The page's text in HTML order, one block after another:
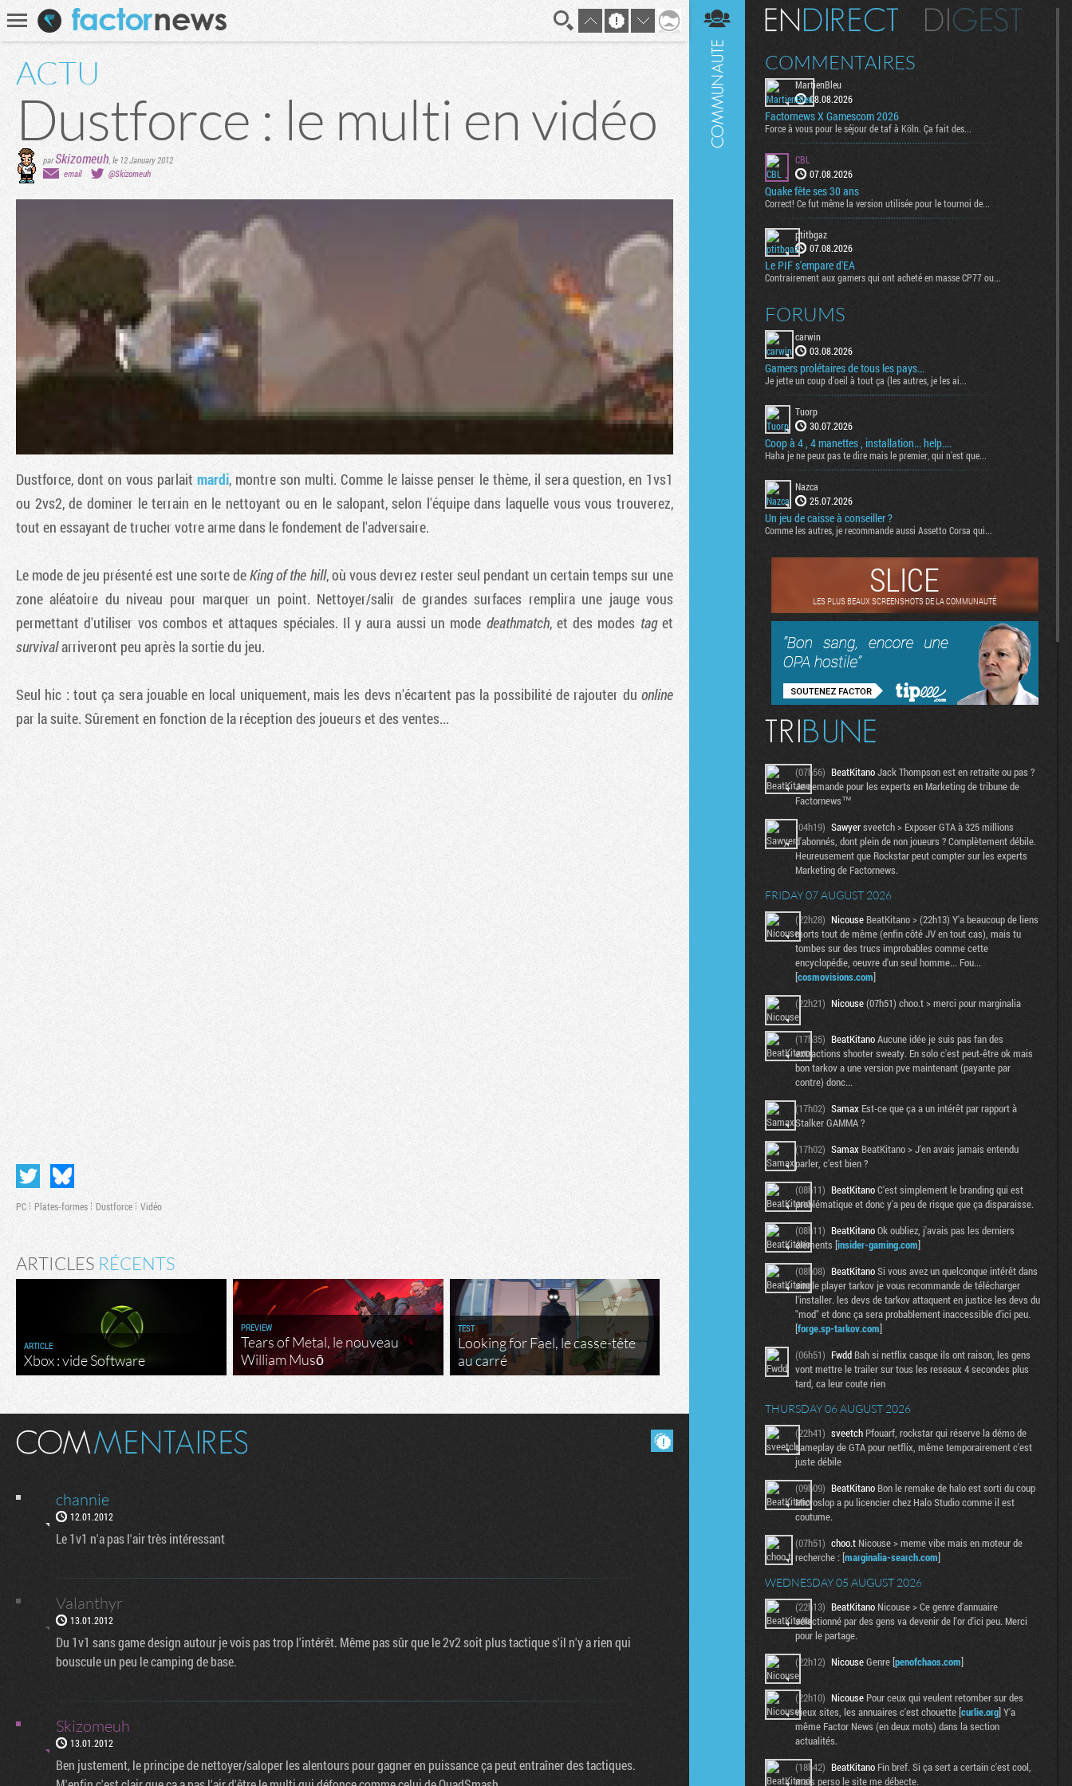
Recherche
ACTU
Dustforce : le multi en vidéo
parSkizomeuh le 12 January 2012
email
@Skizomeuh
Dustforce, dont on vous parlaitmardi, montre son multi. Comme le laisse penser le thème, il sera question, en 1vs1
ou 2vs2, de dominer le terrain en le nettoyant ou en le salopant, selon l'équipe dans laquelle vous vous trouverez,
tout en essayant de trucher votre arme dans le fondement de l'adversaire.
Le mode de jeu présenté est une sorte deKing of the hill, où vous devrez rester seul pendant un certain temps sur une
zone aléatoire du niveau pour marquer un point. Nettoyer/salir de grandes surfaces remplira une jauge vous
permettant d'utiliser vos combos et attaques spéciales. Il y aura aussi un mode deathmatch, et des modes taget
survivalarriveront peu après la sortie du jeu.
Seul hic : tout ça sera jouable en local uniquement, mais les devs n'écartent pas la possibilité de rajouter du online
par la suite. Sûrement en fonction de la réception des joueurs et des ventes...
PC Plates-formes Dustforce Vidéo
ARTICLES RÉCENTS
ARTICLE
Xbox : vide Software
PREVIEW
Tears of Metal, le nouveau
William Musō
TEST
Looking for Fael, le casse-tête
au carré
channie
12.01.2012
Le 1v1 n'a pas l'air très intéressant
Valanthyr
13.01.2012
Du 1v1 sans game design autour je vois pas trop l'intérêt. Même pas sûr que le 2v2 soit plus tactique s'il n'y a rien qui
bouscule un peu le camping de base.
Skizomeuh
13.01.2012
Ben justement, le principe de nettoyer/saloper les alentours pour gagner en puissance ça peut entraîner des tactiques.
En direct Digest
COMMENTAIRES
MartienBleu
08.08.2026
Factornews X Gamescom 2026
Force à vous pour le séjour de taf à Köln. Ça fait des...
CBL
07.08.2026
Quake fête ses 30 ans
Correct! Ce fut même la version utilisée pour le tournoi de...
ptitbgaz
07.08.2026
Le PIF s'empare d'EA
Contrairement aux gamers qui ont acheté en masse CP77 ou...
FORUMS
carwin
03.08.2026
Gamers prolétaires de tous les pays...
Je jette un coup d'oeil à tout ça (les autres, je les ai...
Tuorp
30.07.2026
Coop à 4 , 4 manettes , installation... help....
Haha je ne peux pas te dire mais le premier, qui n'est que...
Nazca
25.07.2026
Un jeu de caisse à conseiller ?
Comme les autres, je recommande aussi Assetto Corsa qui...
SLICE
LES PLUS BEAUX SCREENSHOTS DE LA COMMUNAUTÉ
(07h56) BeatKitanoJack Thompson est en retraite ou pas ?
Je demande pour les experts en Marketing de tribune de
Factornews™
(04h19) Sawyersveetch > Exposer GTA à 325 millions
d'abonnés, dont plein de non joueurs ? Complètement débile.
Heureusement que Rockstar peut compter sur les experts
Marketing de Factornews.
FRIDAY 07 AUGUST 2026
(22h28) Nicouse BeatKitano > (22h13) Y'a beaucoup de liens
morts tout de même (enfin côté JV en tout cas), mais tu
tombes sur des trucs improbables comme cette
encyclopédie, oeuvre d'un seul homme... Fou...
[cosmovisions.com]
(22h21) Nicouse(07h51) choo.t > merci pour marginalia
(17h35) BeatKitanoAucune idée je suis pas fan des
extractions shooter sweaty. En solo c'est peut-être ok mais
bon tarkov a une version pve maintenant (payante par
contre) donc...
(17h02) Samax Est-ce que ça a un intérêt par rapport à
Stalker GAMMA ?
(17h02) Samax BeatKitano > J'en avais jamais entendu
parler, c'est bien ?
(08h11) BeatKitanoC'est simplement le branding qui est
problématique et donc y'a peu de risque que ça disparaisse.
(08h11) BeatKitanoOk oubliez, j'avais pas les derniers
éléments [insider-gaming.com]
(08h08) BeatKitanoSi vous avez un quelconque intérêt dans
single player tarkov je vous recommande de télécharger
l'installer. les devs de tarkov attaquent en justice les devs du
"mod" et donc ça sera probablement inaccessible d'ici peu.
[forge.sp-tarkov.com]
(06h51) Fwdd Bah si netflix casque ils ont raison, les gens
vont mettre le trailer sur tous les reseaux 4 secondes plus
tard, ca leur coute rien
THURSDAY 06 AUGUST 2026
(22h41) sveetch Pfouarf, rockstar qui réserve la démo de
gameplay de GTA pour netflix, même temporairement c'est
juste débile
(09h09) BeatKitano Bon le remake de halo est sorti du coup
Microslop a pu licencier chez Halo Studio comme il est
coutume.
(07h51) choo.t Nicouse > meme vibe mais en moteur de
recherche : [marginalia-search.com]
WEDNESDAY 05 AUGUST 2026
(22h13) BeatKitano Nicouse > Ce genre d'annuaire
sélectionné par des gens va devenir de l'or d'ici peu. Merci
pour le partage.
(22h12) NicouseGenre [penofchaos.com]
(22h10) Nicouse Pour ceux qui veulent retomber sur des
vieux sites, les annuaires c'est chouette [curlie.org] Y'a
même Factor News (en deux mots) dans la section
actualités.
(18h42) BeatKitano Fin bref. Si ça sert a certain c'est cool,
mais perso le site me débecte.